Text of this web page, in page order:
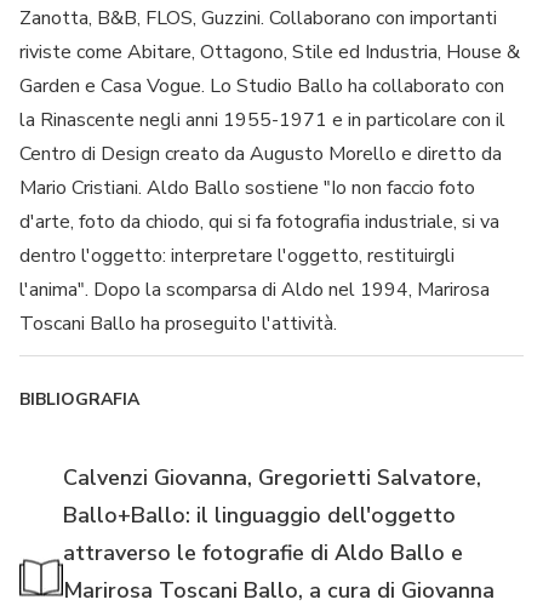
Zanotta, B&B, FLOS, Guzzini. Collaborano con importanti
riviste come Abitare, Ottagono, Stile ed Industria, House &
Garden e Casa Vogue. Lo Studio Ballo ha collaborato con
la Rinascente negli anni 1955-1971 e in particolare con il
Centro di Design creato da Augusto Morello e diretto da
Mario Cristiani. Aldo Ballo sostiene "Io non faccio foto
d'arte, foto da chiodo, qui si fa fotografia industriale, si va
dentro l'oggetto: interpretare l'oggetto, restituirgli
l'anima". Dopo la scomparsa di Aldo nel 1994, Marirosa
Toscani Ballo ha proseguito l'attività.
BIBLIOGRAFIA
Calvenzi Giovanna, Gregorietti Salvatore,
Ballo+Ballo: il linguaggio dell'oggetto
attraverso le fotografie di Aldo Ballo e
Marirosa Toscani Ballo, a cura di Giovanna